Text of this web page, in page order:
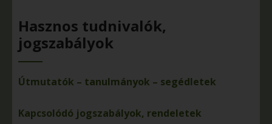
Hasznos tudnivalók,
jogszabályok
Útmutatók – tanulmányok – segédletek
Kapcsolódó jogszabályok, rendeletek